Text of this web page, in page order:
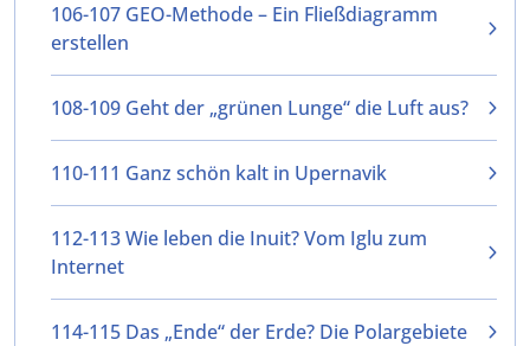
106-107 GEO-Methode – Ein Fließdiagramm
erstellen
108-109 Geht der „grünen Lunge“ die Luft aus?
110-111 Ganz schön kalt in Upernavik
112-113 Wie leben die Inuit? Vom Iglu zum
Internet
114-115 Das „Ende“ der Erde? Die Polargebiete